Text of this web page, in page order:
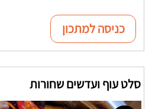
כניסה למתכון
סלט עוף ועדשים שחורות